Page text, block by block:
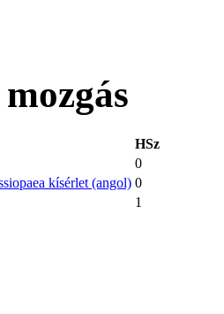
HSz
0
kísérlet (angol) 0
1